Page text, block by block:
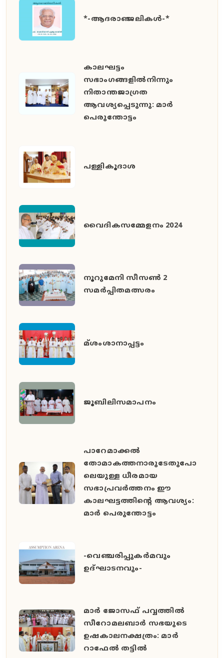
*-ആദരാഞ്ജലികൾ-*
കാലഘട്ടം
സഭാംഗങ്ങളിൽനിന്നും
നിതാന്തജാഗ്രത
ആവശ്യപ്പെടുന്നു: മാർ
പെരുന്തോട്ടം
പള്ളികൂദാശ
വൈദികസമ്മേളനം 2024
നൂറുമേനി സീസൺ 2
സമർപ്പിതമത്സരം
മ്ശംശാനാപ്പട്ടം
ജൂബിലിസമാപനം
പാറേമാക്കൽ
തോമാകത്തനാരുടേതുപോ
ലെയുള്ള ധീരമായ
സഭാപ്രവർത്തനം ഈ
കാലഘട്ടത്തിൻ്റെ ആവശ്യം:
മാർ പെരുന്തോട്ടം
-വെഞ്ചരിപ്പുകർമവും
ഉദ്ഘാടനവും-
മാർ ജോസഫ് പവ്വത്തിൽ
സീറോമലബാർ സഭയുടെ
ഉഷകാലനക്ഷത്രം: മാർ
റാഫേൽ തട്ടിൽ